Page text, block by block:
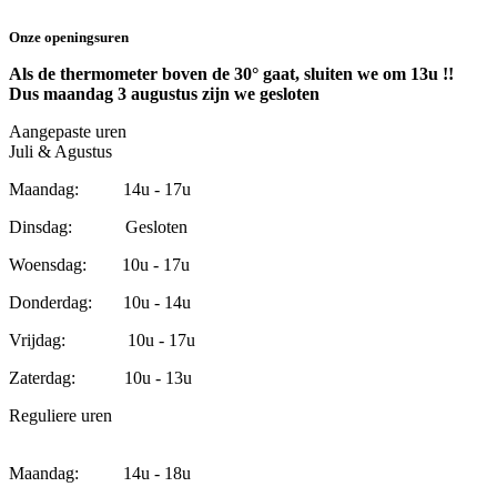
Onze openingsuren
Als de thermometer boven de 30° gaat, sluiten we om 13u !!
Dus maandag 3 augustus zijn we gesloten
Aangepaste uren
Juli & Agustus
Maandag: 14u - 17u
Dinsdag: Gesloten
Woensdag: 10u - 17u
Donderdag: 10u - 14u
Vrijdag: 10u - 17u
Zaterdag: 10u - 13u
Reguliere uren
Maandag: 14u - 18u